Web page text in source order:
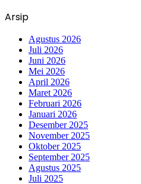
Arsip
Agustus 2026
Juli 2026
Juni 2026
Mei 2026
April 2026
Maret 2026
Februari 2026
Januari 2026
Desember 2025
November 2025
Oktober 2025
September 2025
Agustus 2025
Juli 2025